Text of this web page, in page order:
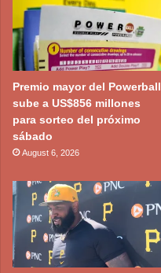
Premio mayor del Powerball
sube a US$856 millones
para sorteo del próximo
sábado
August 6, 2026